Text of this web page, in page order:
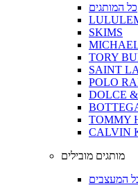
כל המותגים
SKIMS
TORY
SAINT
POLO
DOLCE
TOMMY
CALVIN
מותגים מובילים
המעצבים